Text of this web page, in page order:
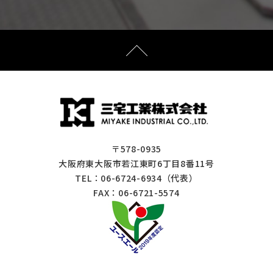
〒578-0935
大阪府東大阪市若江東町6丁目8番11号
TEL： 06-6724-6934 （代表）
FAX：06-6721-5574